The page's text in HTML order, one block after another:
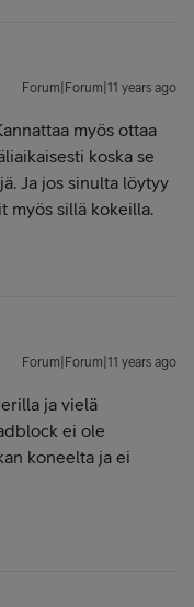
Forum|Forum|11 years ago
myös ottaa
koska se
Ja jos sinulta löytyy
myös sillä kokeilla.
Forum|Forum|11 years ago
ja vielä
ei ole
koneelta ja ei